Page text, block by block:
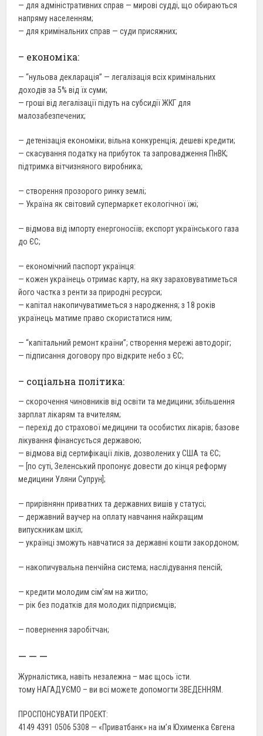
— для адміністративних справ — мирові судді, що обираються
напряму населенням;
— для кримінальних справ — суди присяжних;
– економіка:
— “нульова декларація” — легалізація всіх кримінальних
доходів за 5% від їх суми;
— гроші від легалізації підуть на субсидії ЖКГ для
малозабезпечених;
— детенізація економіки; вільна конкуренція; дешеві кредити;
— скасування податку на прибуток та запровадження ПнВК;
підтримка вітчизняного виробника;
— створення прозорого ринку землі;
— Україна як світовий супермаркет екологічної їжі;
— відмова від імпорту енергоносіїв; експорт українського газа
до ЄС;
— економічний паспорт українця:
— кожен українець отримає карту, на яку зараховуватиметься
його частка з ренти за природні ресурси;
— капітал накопичуватиметься з народження; з 18 років
українець матиме право скористатися ним;
— “капітальний ремонт країни”; створення мережі автодоріг;
— підписання договору про відкрите небо з ЄС;
– соціальна політика:
— скорочення чиновників від освіти та медицини; збільшення
зарплат лікарям та вчителям;
— перехід до страхової медицини та особистих лікарів; базове
лікування фінансується державою;
— відмова від сертифікації ліків, дозволених у США та ЄС;
— [по суті, Зеленський пропонує довести до кінця реформу
медицини Уляни Супрун];
— прирівнянн приватних та державних вишів у статусі;
— державний ваучер на оплату навчання найкращим
випускникам шкіл;
— українці зможуть навчатися за державні кошти закордоном;
— накопичувальна пенчійна система; наслідування пенсій;
— кредити молодим сім’ям на житло;
— рік без податків для молодих підприємців;
— повернення заробітчан;
— — —
Журналістика, навіть незалежна – має щось їсти.
тому НАГАДУЄМО – ви всі можете допомогти ЗВЕДЕННЯМ.
ПРОСПОНСУВАТИ ПРОЕКТ:
4149 4391 0506 5308 — «Приватбанк» на ім’я Юхименка Євгена